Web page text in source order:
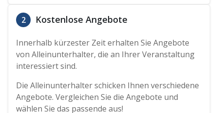
2 Kostenlose Angebote
Innerhalb kürzester Zeit erhalten Sie Angebote
von Alleinunterhalter, die an Ihrer Veranstaltung
interessiert sind.
Die Alleinunterhalter schicken Ihnen verschiedene
Angebote. Vergleichen Sie die Angebote und
wählen Sie das passende aus!